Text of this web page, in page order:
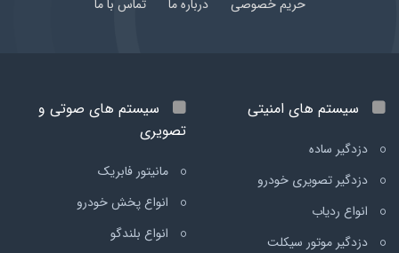
حریم خصوصی درباره ما تماس با ما
سیستم های امنیتی
دزدگیر ساده
دزدگیر تصویری خودرو
انواع ردیاب
دزدگیر موتور سیکلت
سیستم های صوتی و
تصویری
مانیتور فابریک
انواع پخش خودرو
انواع بلندگو